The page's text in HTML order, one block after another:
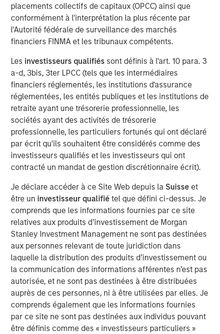
placements collectifs de capitaux (OPCC) ainsi que
conformément à l'interprétation la plus récente par
l'Autorité fédérale de surveillance des marchés
financiers FINMA et les tribunaux compétents.
Les investisseurs qualifiés sont définis à l'art. 10 para. 3
a-d, 3bis, 3ter LPCC (tels que les intermédiaires
financiers réglementés, les institutions d'assurance
réglementées, les entités publiques et les institutions de
retraite ayant une trésorerie professionnelle, les
sociétés ayant des activités de trésorerie
professionnelle, les particuliers fortunés qui ont déclaré
par écrit qu'ils souhaitent être considérés comme des
investisseurs qualifiés et les investisseurs qui ont
contracté un mandat de gestion discrétionnaire écrit).
Je déclare accéder à ce Site Web depuis la Suisse et
être un investisseur qualifiétel que défini ci-dessus. Je
comprends que les informations fournies par ce site
relatives aux produits d’investissement de Morgan
Stanley Investment Management ne sont pas destinées
aux personnes relevant de toute juridiction dans
laquelle la distribution des produits d’investissement ou
la communication des informations afférentes n’est pas
autorisée, et ne sont pas destinées à être distribuées
auprès de ces personnes, ni à être utilisées par elles. Je
comprends également que les informations fournies
par ce site ne sont pas destinées aux individus pouvant
être définis comme des « investisseurs particuliers »
The Author
Joseph B. Hudepohl, CFA
As many are aware, the U.S. stock market has been
extremely concentrated in recent years. After a slight
pullback in Q1 2025, market concentration returned in Q2
2025. By the end of June, just five stocks made up 45%
of the Russell 1000 Growth® Index, and the tech sector
alone accounted for 51%. As a result, many investors are
not getting the portfolio diversification they expect when
buying index strategies. We believe most wouldn’t be
comfortable with five stocks and one sector making up
nearly half of their portfolio.
At Atlanta Capital, our goal is to provide investors with
greater diversification opportunities through exposure to
high quality, growth companies. Our definition of high
quality1focuses on a company’s historical operating
record—typically 10+ years of consistent growth and
stability in earnings and free cash flow. We believe this
long-term, disciplined approach to investing in high
quality, compounding business models is key to
generating alpha for our clients over time.